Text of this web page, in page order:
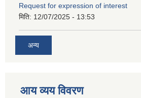
Request for expression of interest
मिति: 12/07/2025 - 13:53
अन्य
आय व्यय विवरण